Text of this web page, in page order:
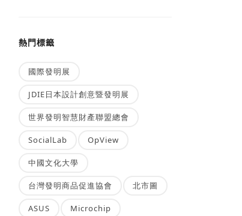
熱門標籤
國際發明展
JDIE日本設計創意暨發明展
世界發明智慧財產聯盟總會
SocialLab OpView
中國文化大學
台灣發明商品促進協會 北市圖
ASUS Microchip